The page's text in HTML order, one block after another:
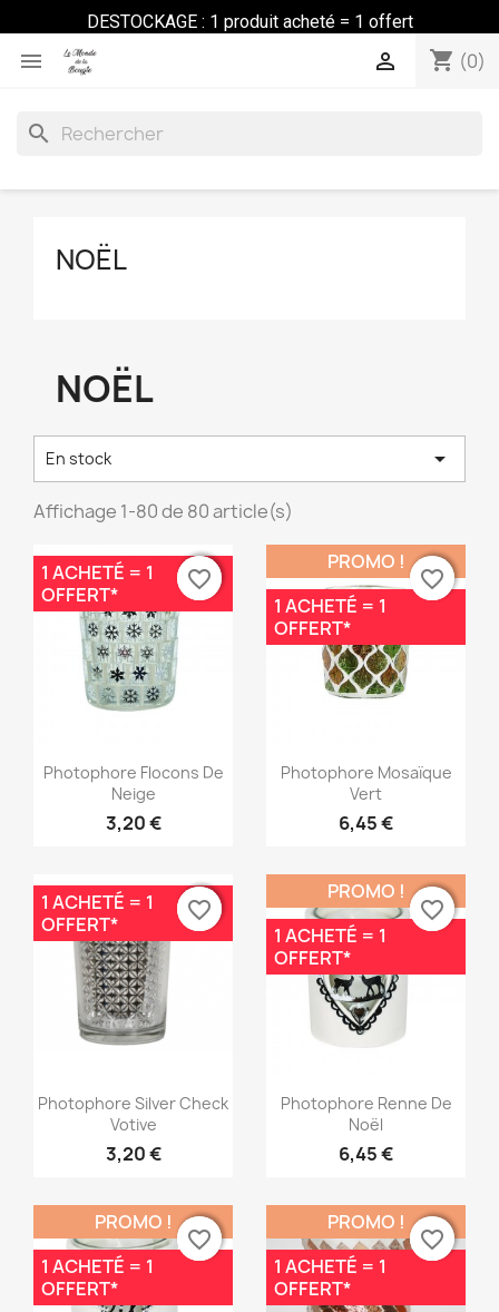
DESTOCKAGE : 1 produit acheté = 1 offert
 shopping_cart (0)

search
NOËL
NOËL
En stock 
Affichage 1-80 de 80 article(s)
Aperçu rapide
Photophore Flocons De
Neige
3,20 €
1 ACHETÉ = 1
OFFERT*
favorite_border
favorite_border
Aperçu rapide
Photophore Mosaïque
Vert
6,45 €
PROMO !
1 ACHETÉ = 1
OFFERT*
favorite_border
favorite_border
Aperçu rapide
Photophore Silver Check
Votive
3,20 €
1 ACHETÉ = 1
OFFERT*
favorite_border
favorite_border
Aperçu rapide
Photophore Renne De
Noël
6,45 €
PROMO !
1 ACHETÉ = 1
OFFERT*
favorite_border
favorite_border
PROMO !
1 ACHETÉ = 1
OFFERT*
favorite_border
favorite_border
PROMO !
1 ACHETÉ = 1
OFFERT*
favorite_border
favorite_border